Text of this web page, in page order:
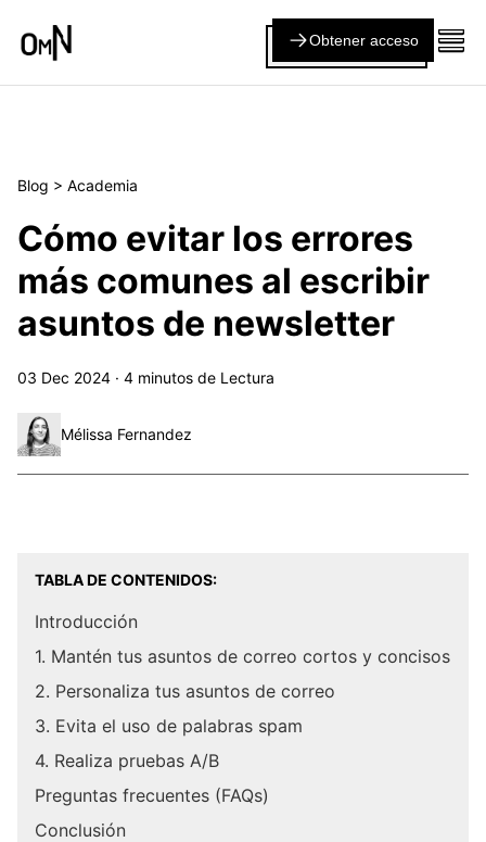
Obtener acceso
Blog > Academia
Cómo evitar los errores
más comunes al escribir
asuntos de newsletter
03 Dec 2024 · 4 minutos de Lectura
Mélissa Fernandez
TABLA DE CONTENIDOS:
Introducción
1. Mantén tus asuntos de correo cortos y concisos
2. Personaliza tus asuntos de correo
3. Evita el uso de palabras spam
4. Realiza pruebas A/B
Preguntas frecuentes (FAQs)
Conclusión